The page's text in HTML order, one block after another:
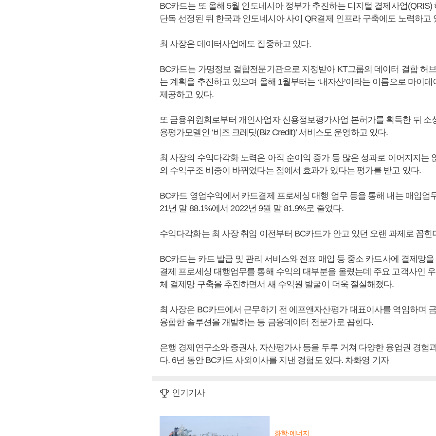
BC카드는 또 올해 5월 인도네시아 정부가 추진하는 디지털 결제사업(QRIS)
단독 선정된 뒤 한국과 인도네시아 사이 QR결제 인프라 구축에도 노력하고
최 사장은 데이터사업에도 집중하고 있다.
BC카드는 가명정보 결합전문기관으로 지정받아 KT그룹의 데이터 결합 허
는 계획을 추진하고 있으며 올해 1월부터는 ‘내자산’이라는 이름으로 마이
제공하고 있다.
또 금융위원회로부터 개인사업자 신용정보평가사업 본허가를 획득한 뒤 소
용평가모델인 ‘비즈 크레딧(Biz Credit)’ 서비스도 운영하고 있다.
최 사장의 수익다각화 노력은 아직 순이익 증가 등 많은 성과로 이어지지는
의 수익구조 비중이 바뀌었다는 점에서 효과가 있다는 평가를 받고 있다.
BC카드 영업수익에서 카드결제 프로세싱 대행 업무 등을 통해 내는 매입업
21년 말 88.1%에서 2022년 9월 말 81.9%로 줄었다.
수익다각화는 최 사장 취임 이전부터 BC카드가 안고 있던 오랜 과제로 꼽힌
BC카드는 카드 발급 및 관리 서비스와 전표 매입 등 중소 카드사에 결제망
결제 프로세싱 대행업무를 통해 수익의 대부분을 올렸는데 주요 고객사인
체 결제망 구축을 추진하면서 새 수익원 발굴이 더욱 절실해졌다.
최 사장은 BC카드에서 근무하기 전 에프앤자산평가 대표이사를 역임하며
융합한 솔루션을 개발하는 등 금융데이터 전문가로 꼽힌다.
은행 경제연구소와 증권사, 자산평가사 등을 두루 거쳐 다양한 융업권 경험
다. 6년 동안 BC카드 사외이사를 지낸 경험도 있다. 차화영 기자
인기기사
화학·에너지